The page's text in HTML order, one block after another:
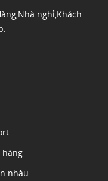
nghỉ,Khách
hàng
nhậu